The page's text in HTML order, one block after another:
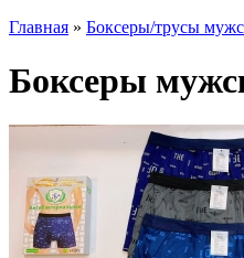
Главная » Боксеры/трусы
Боксеры